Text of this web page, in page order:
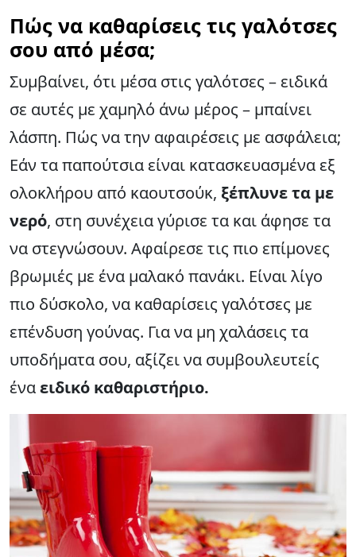
Πώς να καθαρίσεις τις γαλότσες
σου από μέσα;
Συμβαίνει, ότι μέσα στις γαλότσες – ειδικά
σε αυτές με χαμηλό άνω μέρος – μπαίνει
λάσπη. Πώς να την αφαιρέσεις με ασφάλεια;
Εάν τα παπούτσια είναι κατασκευασμένα εξ
ολοκλήρου από καουτσούκ, ξέπλυνε τα με
νερό, στη συνέχεια γύρισε τα και άφησε τα
να στεγνώσουν. Αφαίρεσε τις πιο επίμονες
βρωμιές με ένα μαλακό πανάκι. Είναι λίγο
πιο δύσκολο, να καθαρίσεις γαλότσες με
επένδυση γούνας. Για να μη χαλάσεις τα
υποδήματα σου, αξίζει να συμβουλευτείς
έναειδικό καθαριστήριο.